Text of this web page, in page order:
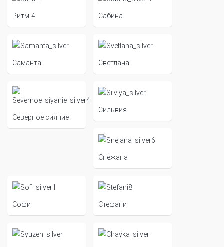
Ритм-4 Сабина
Саманта Светлана
Северное сияние
Сильвия
Снежана
Софи Стефани